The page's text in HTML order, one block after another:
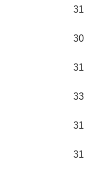
31
30
31
33
31
31